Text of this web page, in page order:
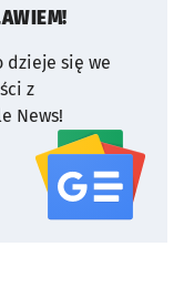
dzieje się we
z
News!
serwisu